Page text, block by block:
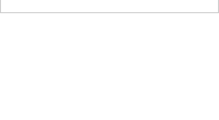
marchés.